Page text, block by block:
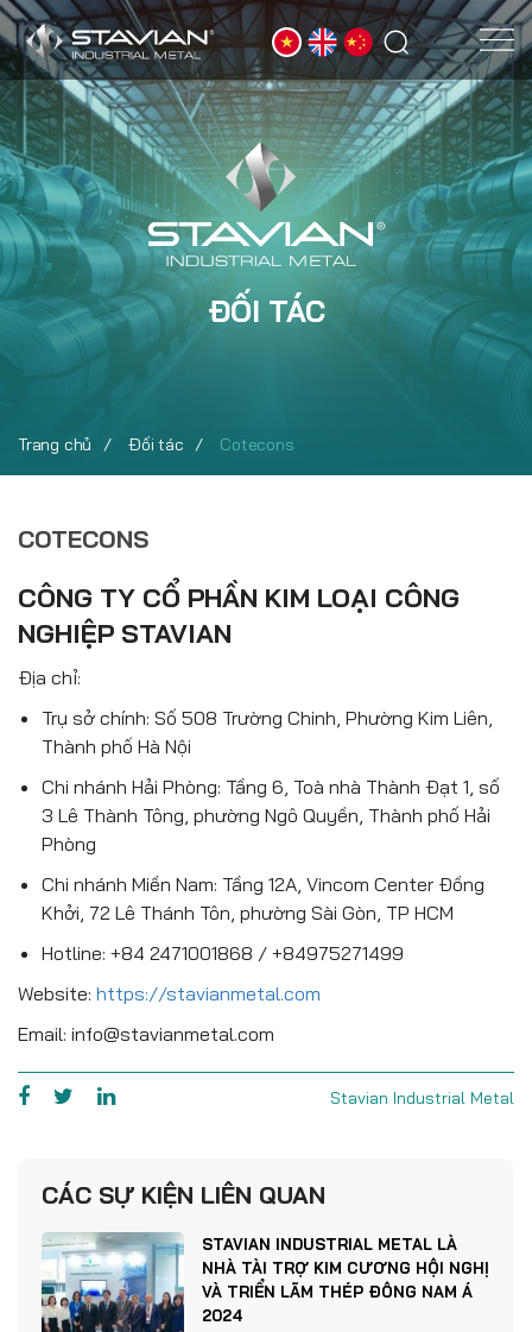
Trang chủ Đối tác Cotecons
ĐỐI TÁC
COTECONS
CÔNG TY CỔ PHẦN KIM LOẠI CÔNG
NGHIỆP STAVIAN
Địa chỉ:
Trụ sở chính: Số 508 Trường Chinh, Phường Kim Liên,
Thành phố Hà Nội
Chi nhánh Hải Phòng: Tầng 6, Toà nhà Thành Đạt 1, số
3 Lê Thành Tông, phường Ngô Quyền, Thành phố Hải
Phòng
Chi nhánh Miền Nam: Tầng 12A, Vincom Center Đồng
Khởi, 72 Lê Thánh Tôn, phường Sài Gòn, TP HCM
Hotline: +84 2471001868 / +84975271499
Website: https://stavianmetal.com
Email: info@stavianmetal.com
Stavian Industrial Metal
CÁC SỰ KIỆN LIÊN QUAN
STAVIAN INDUSTRIAL METAL LÀ
NHÀ TÀI TRỢ KIM CƯƠNG HỘI NGHỊ
VÀ TRIỂN LÃM THÉP ĐÔNG NAM Á
2024